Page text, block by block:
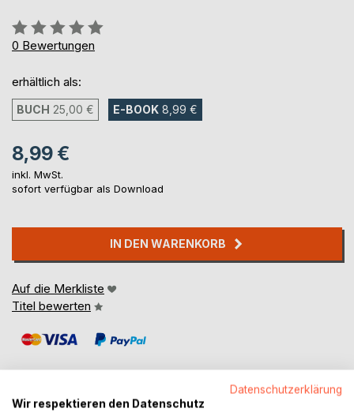
Bewertung::
0%
0 Bewertungen
erhältlich als:
BUCH 25,00 € E-BOOK 8,99 €
8,99 €
inkl. MwSt.
sofort verfügbar als Download
IN DEN WARENKORB
Auf die Merkliste
Titel bewerten
Datenschutzerklärung
Wir respektieren den Datenschutz